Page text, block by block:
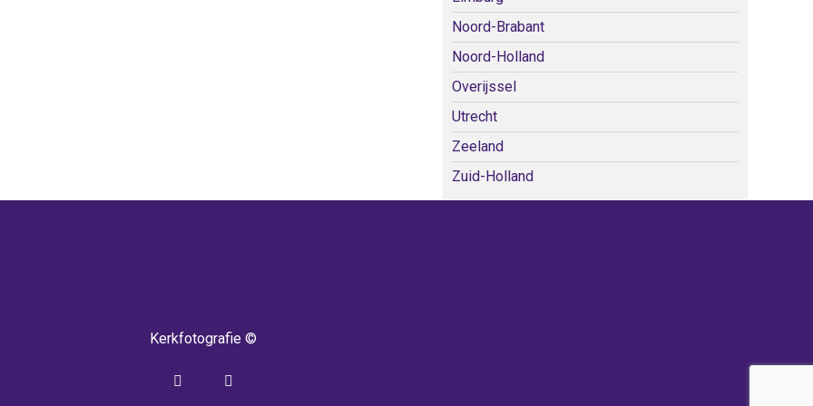
Noord-Brabant
Noord-Holland
Overijssel
Utrecht
Zeeland
Zuid-Holland
Kerkfotografie ©